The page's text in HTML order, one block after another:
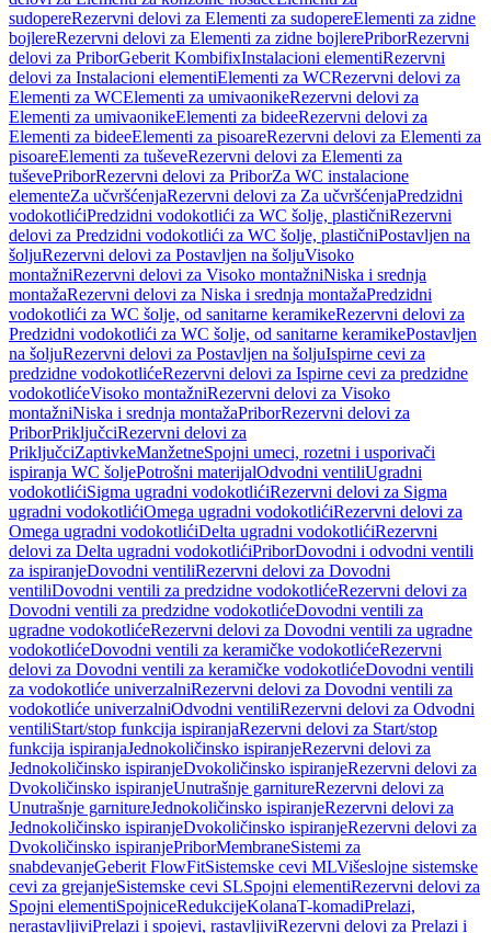
sudopereRezervni delovi za Elementi za sudopereElementi za zidne
bojlereRezervni delovi za Elementi za zidne bojlerePriborRezervni
delovi za PriborGeberit KombifixInstalacioni elementiRezervni
delovi za Instalacioni elementiElementi za WCRezervni delovi za
Elementi za WCElementi za umivaonikeRezervni delovi za
Elementi za umivaonikeElementi za bideeRezervni delovi za
Elementi za bideeElementi za pisoareRezervni delovi za Elementi za
pisoareElementi za tuševeRezervni delovi za Elementi za
tuševePriborRezervni delovi za PriborZa WC instalacione
elementeZa učvršćenjaRezervni delovi za Za učvršćenjaPredzidni
vodokotlićiPredzidni vodokotlići za WC šolje, plastičniRezervni
delovi za Predzidni vodokotlići za WC šolje, plastičniPostavljen na
šoljuRezervni delovi za Postavljen na šoljuVisoko
montažniRezervni delovi za Visoko montažniNiska i srednja
montažaRezervni delovi za Niska i srednja montažaPredzidni
vodokotlići za WC šolje, od sanitarne keramikeRezervni delovi za
Predzidni vodokotlići za WC šolje, od sanitarne keramikePostavljen
na šoljuRezervni delovi za Postavljen na šoljuIspirne cevi za
predzidne vodokotlićeRezervni delovi za Ispirne cevi za predzidne
vodokotlićeVisoko montažniRezervni delovi za Visoko
montažniNiska i srednja montažaPriborRezervni delovi za
PriborPriključciRezervni delovi za
PriključciZaptivkeManžetneSpojni umeci, rozetni i usporivači
ispiranja WC šoljePotrošni materijalOdvodni ventiliUgradni
vodokotlićiSigma ugradni vodokotlićiRezervni delovi za Sigma
ugradni vodokotlićiOmega ugradni vodokotlićiRezervni delovi za
Omega ugradni vodokotlićiDelta ugradni vodokotlićiRezervni
delovi za Delta ugradni vodokotlićiPriborDovodni i odvodni ventili
za ispiranjeDovodni ventiliRezervni delovi za Dovodni
ventiliDovodni ventili za predzidne vodokotlićeRezervni delovi za
Dovodni ventili za predzidne vodokotlićeDovodni ventili za
ugradne vodokotlićeRezervni delovi za Dovodni ventili za ugradne
vodokotlićeDovodni ventili za keramičke vodokotlićeRezervni
delovi za Dovodni ventili za keramičke vodokotlićeDovodni ventili
za vodokotliće univerzalniRezervni delovi za Dovodni ventili za
vodokotliće univerzalniOdvodni ventiliRezervni delovi za Odvodni
ventiliStart/stop funkcija ispiranjaRezervni delovi za Start/stop
funkcija ispiranjaJednokoličinsko ispiranjeRezervni delovi za
Jednokoličinsko ispiranjeDvokoličinsko ispiranjeRezervni delovi za
Dvokoličinsko ispiranjeUnutrašnje garnitureRezervni delovi za
Unutrašnje garnitureJednokoličinsko ispiranjeRezervni delovi za
Jednokoličinsko ispiranjeDvokoličinsko ispiranjeRezervni delovi za
Dvokoličinsko ispiranjePriborMembraneSistemi za
snabdevanjeGeberit FlowFitSistemske cevi MLVišeslojne sistemske
cevi za grejanjeSistemske cevi SLSpojni elementiRezervni delovi za
Spojni elementiSpojniceRedukcijeKolanaT-komadiPrelazi,
nerastavljiviPrelazi i spojevi, rastavljiviRezervni delovi za Prelazi i